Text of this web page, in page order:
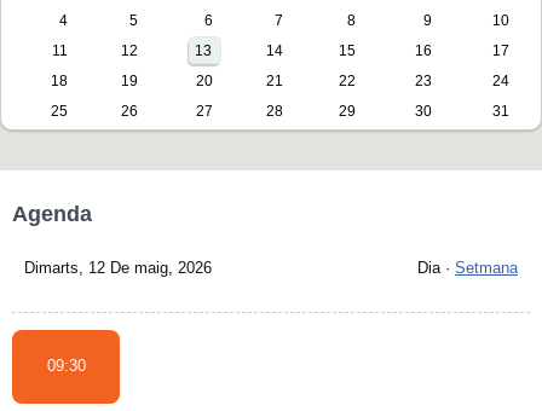
4
5 6 7 8 9
10
11
12 13 14 15 16
17
18
19 20 21 22 23
24
25
26 27 28 29 30 31
Agenda
Dimarts, 12 De maig, 2026 Dia · Setmana
09:30